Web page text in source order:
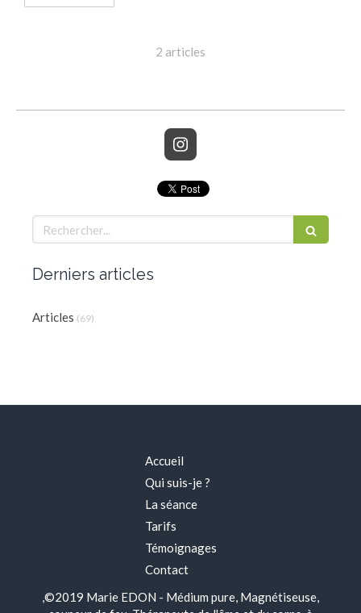
2 articles
Rechercher
Derniers articles
Articles (69)
Accueil
Qui suis-je ?
La séance
Tarifs
Témoignages
Contact
,©2019 Marie EDON - Médium pure, Magnétiseuse,